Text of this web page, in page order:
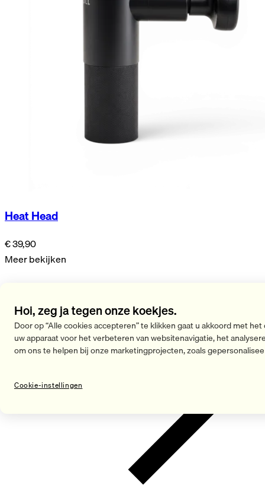
Heat Head
€ 39,90
Meer bekijken
Hoi, zeg ja tegen onze koekjes.
Door op “Alle cookies accepteren” te klikken gaat u akkoord met
uw apparaat voor het verbeteren van websitenavigatie, het
om ons te helpen bij onze marketingprojecten, zoals
Cookie-instellingen